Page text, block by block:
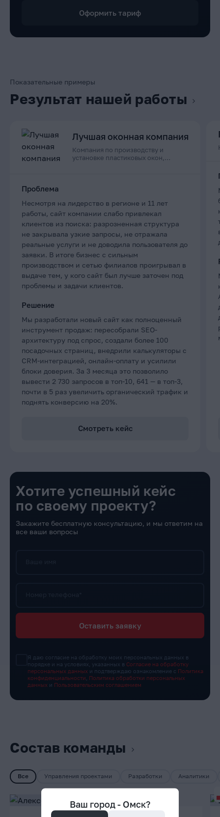
Оформить тариф
Показательные примеры
Результат нашей работы
Лучшая оконная компания
Компания по производству и
установке пластиковых окон,
Смотреть кейс
Проблема
Несмотря на лидерство в регионе и 11 лет
работы, сайт компании слабо привлекал
клиентов из поиска: разрозненная структура
не закрывала узкие запросы, не отражала
реальные услуги и не доводила пользователя до
заявки. В итоге бизнес с сильным
производством и сетью филиалов проигрывал в
выдаче тем, у кого сайт был лучше заточен под
проблемы и задачи клиентов.
Решение
Мы разработали новый сайт как полноценный
инструмент продаж: пересобрали SEO-
архитектуру под спрос, создали более 100
посадочных страниц, внедрили калькуляторы с
CRM-интеграцией, онлайн-оплату и усилили
блоки доверия. За 3 месяца это позволило
вывести 2 730 запросов в топ-10, 641 — в топ-3,
почти в 5 раз увеличить органический трафик и
поднять конверсию на 20%.
Хотите успешный кейс
по своему проекту?
Закажите бесплатную консультацию, и мы ответим на
все ваши вопросы
Оставить заявку
Я даю согласие на обработку моих персональных данных в
порядке и на условиях, указанных в Согласие на обработку
персональных данных и подтверждаю ознакомление с Политика
конфиденциальности
Политика обработки персональных
данных и Пользовательским соглашением
Состав команды
Все Управления проектами Разработки Аналитики
Ваш город - Омск?